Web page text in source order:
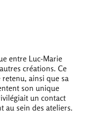
entre Luc-Marie
créations. Ce
retenu, ainsi que sa
son unique
un contact
au sein des ateliers.